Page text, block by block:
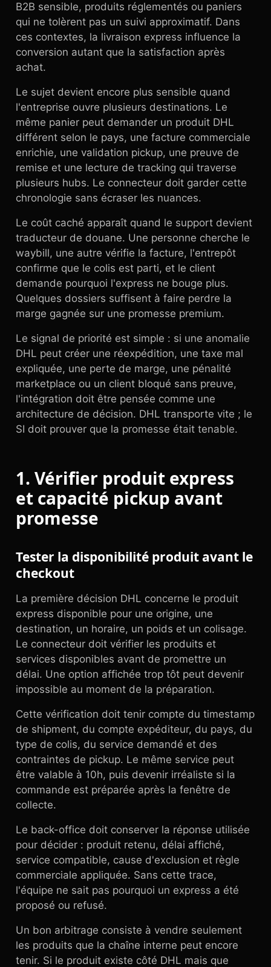
B2B sensible, produits réglementés ou paniers
qui ne tolèrent pas un suivi approximatif. Dans
ces contextes, la livraison express influence la
conversion autant que la satisfaction après
achat.
Le sujet devient encore plus sensible quand
l'entreprise ouvre plusieurs destinations. Le
même panier peut demander un produit DHL
différent selon le pays, une facture commerciale
enrichie, une validation pickup, une preuve de
remise et une lecture de tracking qui traverse
plusieurs hubs. Le connecteur doit garder cette
chronologie sans écraser les nuances.
Le coût caché apparaît quand le support devient
traducteur de douane. Une personne cherche le
waybill, une autre vérifie la facture, l'entrepôt
confirme que le colis est parti, et le client
demande pourquoi l'express ne bouge plus.
Quelques dossiers suffisent à faire perdre la
marge gagnée sur une promesse premium.
Le signal de priorité est simple : si une anomalie
DHL peut créer une réexpédition, une taxe mal
expliquée, une perte de marge, une pénalité
marketplace ou un client bloqué sans preuve,
l'intégration doit être pensée comme une
architecture de décision. DHL transporte vite ; le
SI doit prouver que la promesse était tenable.
1. Vérifier produit express
et capacité pickup avant
promesse
Tester la disponibilité produit avant le
checkout
La première décision DHL concerne le produit
express disponible pour une origine, une
destination, un horaire, un poids et un colisage.
Le connecteur doit vérifier les produits et
services disponibles avant de promettre un
délai. Une option affichée trop tôt peut devenir
impossible au moment de la préparation.
Cette vérification doit tenir compte du timestamp
de shipment, du compte expéditeur, du pays, du
type de colis, du service demandé et des
contraintes de pickup. Le même service peut
être valable à 10h, puis devenir irréaliste si la
commande est préparée après la fenêtre de
collecte.
Le back-office doit conserver la réponse utilisée
pour décider : produit retenu, délai affiché,
service compatible, cause d'exclusion et règle
commerciale appliquée. Sans cette trace,
l'équipe ne sait pas pourquoi un express a été
proposé ou refusé.
Un bon arbitrage consiste à vendre seulement
les produits que la chaîne interne peut encore
tenir. Si le produit existe côté DHL mais que